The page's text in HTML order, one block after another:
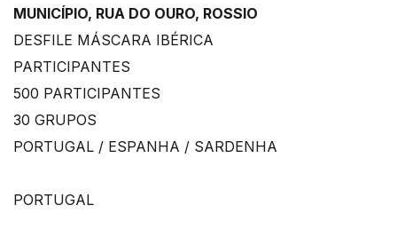
MUNICÍPIO, RUA DO OURO, ROSSIO
DESFILE MÁSCARA IBÉRICA
PARTICIPANTES
500 PARTICIPANTES
30 GRUPOS
PORTUGAL / ESPANHA / SARDENHA
PORTUGAL